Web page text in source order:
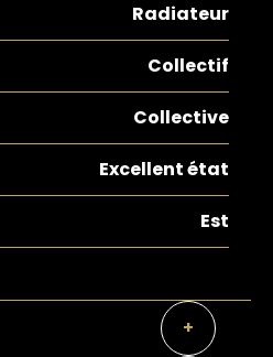
Radiateur
Collectif
Collective
Excellent état
Est
+